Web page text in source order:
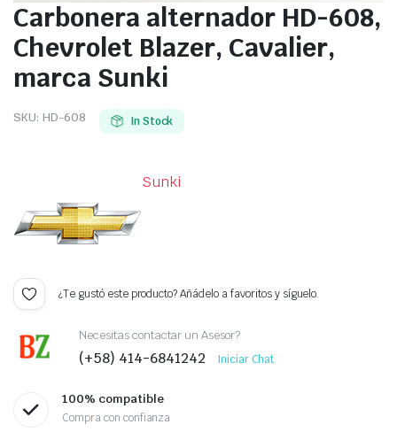
Carbonera alternador HD-608,
Chevrolet Blazer, Cavalier,
marca Sunki
SKU: HD-608 In Stock
Sunki
¿Te gustó este producto? Añádelo a favoritos y síguelo.
Necesitas contactar un Asesor?
(+58) 414-6841242 Iniciar Chat
100% compatible
Compra con confianza